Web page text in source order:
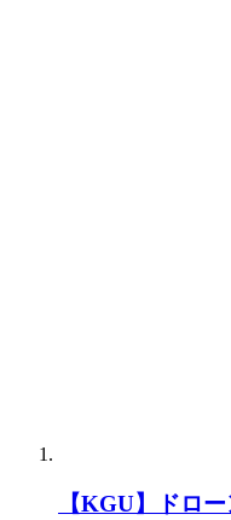
【KGU】ドロ